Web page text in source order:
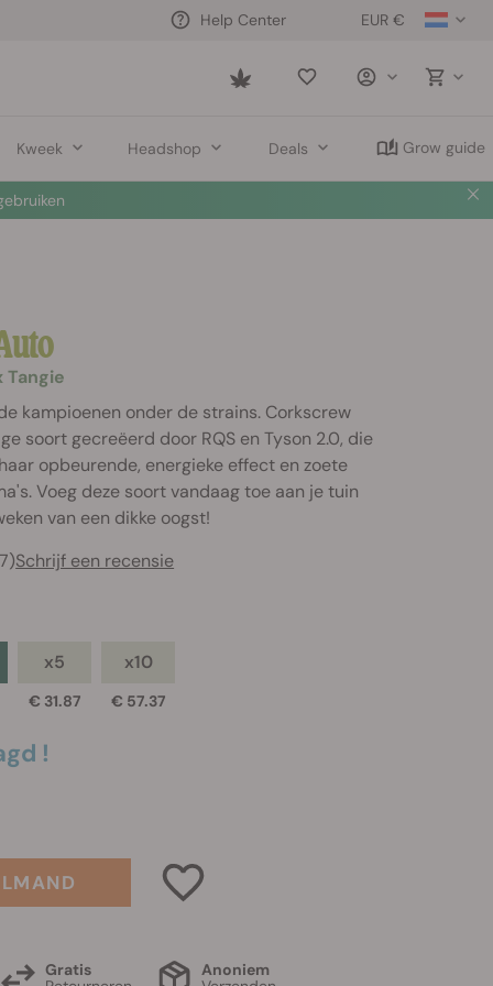
EUR €
Help Center
Saved
Kweek Headshop Deals Grow guide
Tangie
kampioenen onder de strains. Corkscrew
soort gecreëerd door RQS en Tyson 2.0, die
opbeurende, energieke effect en zoete
Voeg deze soort vandaag toe aan je tuin
van een dikke oogst!
Schrijf een recensie
x5
€ 31.87
x10
€ 57.37
!
Gratis
Anoniem